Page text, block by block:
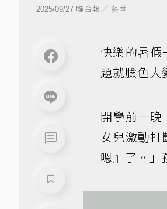
2025/09/27 聯合報／ 藝萱
快樂的暑
題就臉色大
開學前一晚
女兒激動打
嗯』了。」